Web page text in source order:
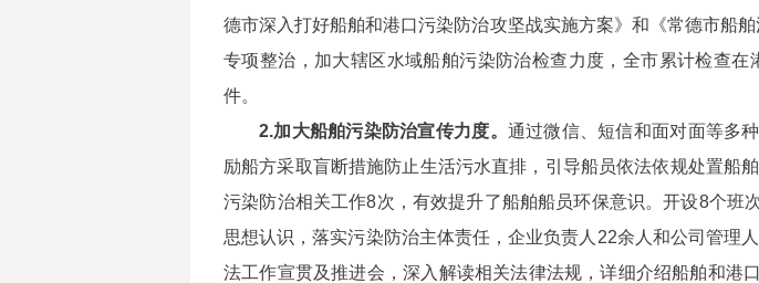
德市深入打好船舶和港口污染防治攻坚战实施方案》和《常德市船
专项整治，加大辖区水域船舶污染防治检查力度，全市累计检查
件。
2.加大船舶污染防治宣传力度。 通过微信、短信和面对面等多
励船方采取盲断措施防止生活污水直排，引导船员依法依规处置船
污染防治相关工作8次，有效提升了船舶船员环保意识。开设8个
思想认识，落实污染防治主体责任，企业负责人22余人和公司管理
法工作宣贯及推进会，深入解读相关法律法规，详细介绍船舶和港